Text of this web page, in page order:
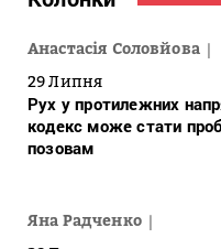
Анастасія Соловйова
29 Липня
Рух у протилежних
кодекс може стати
позовам
Яна Радченко